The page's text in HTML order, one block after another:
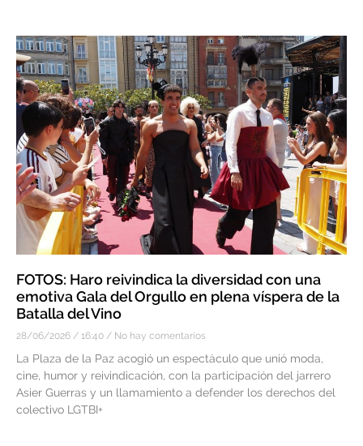
FOTOS: Haro reivindica la diversidad con una
emotiva Gala del Orgullo en plena víspera de la
Batalla del Vino
28/06/2026 16:40 No hay comentarios
La Plaza de la Paz acogió un espectáculo que unió moda,
cine, humor y reivindicación, con la participación del jarrero
Asier Guerras y un llamamiento a defender los derechos del
colectivo LGTBI+